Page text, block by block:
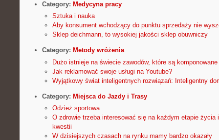
Category: Medycyna pracy
Sztuka i nauka
Aby konsument wchodzący do punktu sprzedaży nie
Sklep deichmann, to wysokiej jakości sklep obuwniczy
Category: Metody wróżenia
Dużo istnieje na świecie zawodów, które są
Jak reklamować swoje usługi na Youtube?
Wyjątkowy świat inteligentnych rozwiązań: Inteligentny
Category: Miejsca do Jazdy i Trasy
Odzież sportowa
O zdrowie trzeba interesować się na każdym etapie
kwestii
W dzisiejszych czasach na rynku mamy bardzo okazały